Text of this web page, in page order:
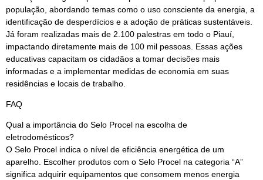
população, abordando temas como o uso consciente da energia, a
identificação de desperdícios e a adoção de práticas sustentáveis.
Já foram realizadas mais de 2.100 palestras em todo o Piauí,
impactando diretamente mais de 100 mil pessoas. Essas ações
educativas capacitam os cidadãos a tomar decisões mais
informadas e a implementar medidas de economia em suas
residências e locais de trabalho.
FAQ
Qual a importância do Selo Procel na escolha de
eletrodomésticos?
O Selo Procel indica o nível de eficiência energética de um
aparelho. Escolher produtos com o Selo Procel na categoria “A”
significa adquirir equipamentos que consomem menos energia